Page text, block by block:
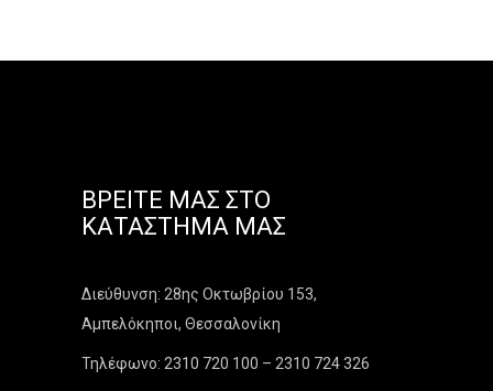
ΒΡΕΊΤΕ ΜΑΣ ΣΤΟ
ΚΑΤΆΣΤΗΜΑ ΜΑΣ
Διεύθυνση: 28ης Οκτωβρίου 153,
Αμπελόκηποι, Θεσσαλονίκη
Τηλέφωνο: 2310 720 100 – 2310 724 326